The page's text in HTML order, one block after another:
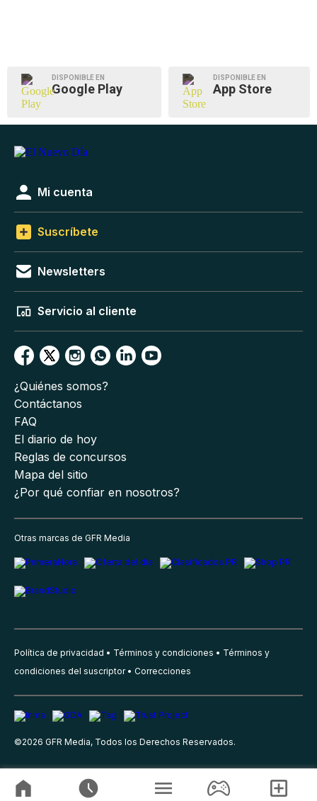
DISPONIBLE EN
Google Play
DISPONIBLE EN
App Store
Mi cuenta
Suscríbete
Newsletters
Servicio al cliente
¿Quiénes somos?
Contáctanos
FAQ
El diario de hoy
Reglas de concursos
Mapa del sitio
¿Por qué confiar en nosotros?
Otras marcas de GFR Media
Política de privacidad Términos y condiciones
Términos y
condiciones del suscriptor
Correcciones
©2026 GFR Media, Todos los Derechos Reservados.